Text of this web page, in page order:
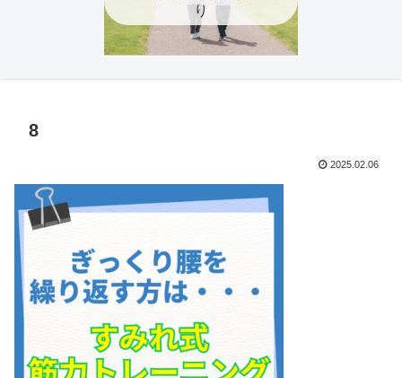
り
8
2025.02.06